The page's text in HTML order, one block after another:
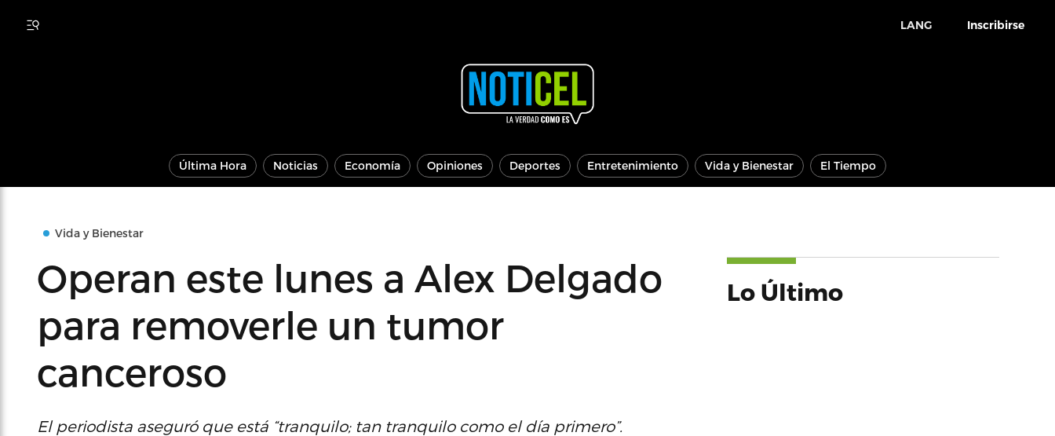
LANG Inscribirse
Última Hora Noticias Economía Opiniones Deportes Entretenimiento Vida y Bienestar El Tiempo
Vida y Bienestar
Operan este lunes a Alex Delgado
para removerle un tumor
canceroso
El periodista aseguró que está “tranquilo; tan tranquilo como el día primero”.
Lo Último